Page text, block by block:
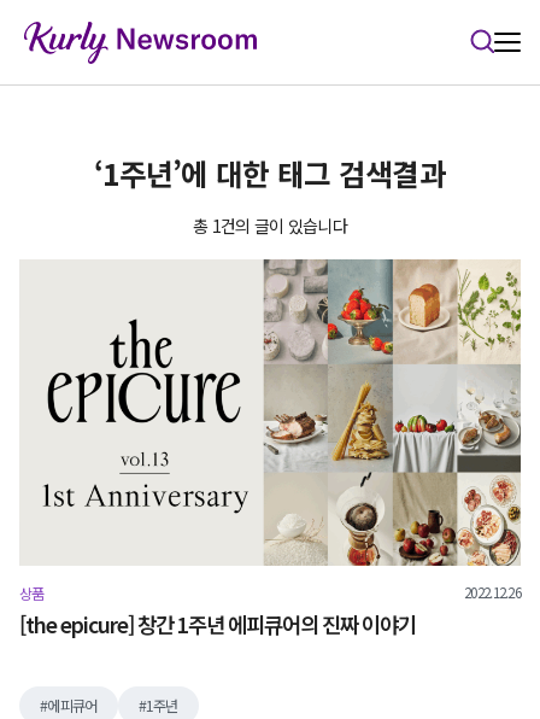
‘1주년’에 대한 태그 검색결과
총 1건의 글이 있습니다
상품 2022.12.26
[the epicure] 창간 1주년 에피큐어의 진짜 이야기
에피큐어 1주년